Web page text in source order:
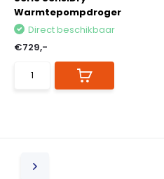
Warmtepompdroger
Direct beschikbaar
€729,-